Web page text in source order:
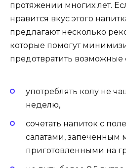
протяжении многих лет.
нравится вкус этого
предлагают несколько
которые помогут
предотвратить возможные
употреблять колу не
неделю,
сочетать напиток с
салатами, запеченным
приготовленными на